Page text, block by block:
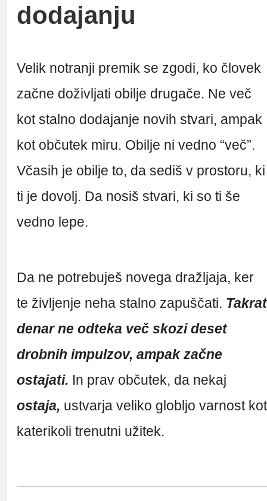
dodajanju
Velik notranji premik se zgodi, ko človek
začne doživljati obilje drugače. Ne več
kot stalno dodajanje novih stvari, ampak
kot občutek miru. Obilje ni vedno “več”.
Včasih je obilje to, da sediš v prostoru, ki
ti je dovolj. Da nosiš stvari, ki so ti še
vedno lepe.
Da ne potrebuješ novega dražljaja, ker
te življenje neha stalno zapuščati. Takrat
denar ne odteka več skozi deset
drobnih impulzov, ampak začne
ostajati. In prav občutek, da nekaj
ostaja, ustvarja veliko globljo varnost kot
katerikoli trenutni užitek.